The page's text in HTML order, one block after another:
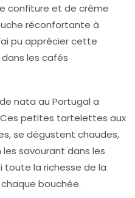
confiture et de crème
réconfortante à
pu apprécier cette
les cafés
nata au Portugal a
petites tartelettes aux
se dégustent chaudes,
les savourant dans les
toute la richesse de la
bouchée.